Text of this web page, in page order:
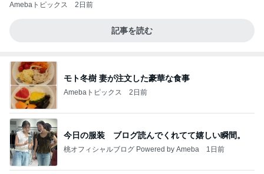
Amebaトピックス 2日前
記事を読む
モト冬樹 妻が注文した豪華な食事
Amebaトピックス 2日前
今日の服装 ブログ読んでくれてて嬉しい瞬間。
桃オフィシャルブログ Powered by Ameba 1日前